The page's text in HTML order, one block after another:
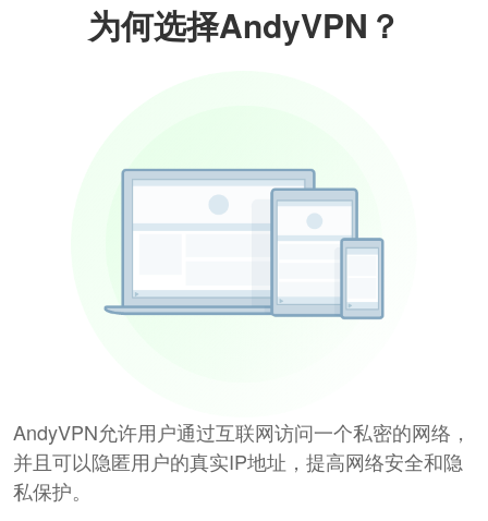
为何选择AndyVPN？
AndyVPN允许用户通过互联网访问一个私密的网络，
并且可以隐匿用户的真实IP地址，提高网络安全和隐
私保护。